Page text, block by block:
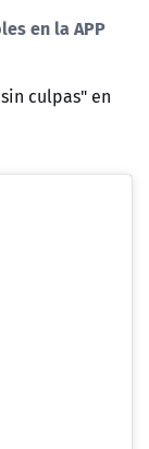
en la APP
culpas" en